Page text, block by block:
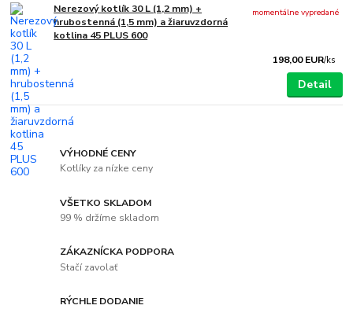
Nerezový kotlík 30 L (1,2 mm) +
hrubostenná (1,5 mm) a žiaruvzdorná
kotlina 45 PLUS 600
198,00 EUR/ks
momentálne vypredané
Detail
VÝHODNÉ CENY
Kotlíky za nízke ceny
VŠETKO SKLADOM
99 % držíme skladom
ZÁKAZNÍCKA PODPORA
Stačí zavolať
RÝCHLE DODANIE